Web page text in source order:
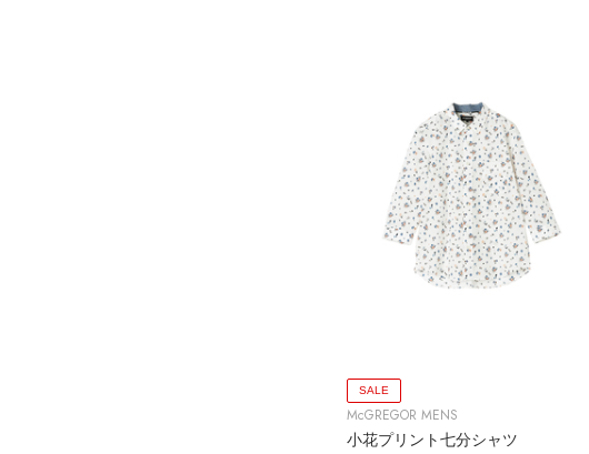
SALE
McGREGOR MENS
小花プリント七分シャツ